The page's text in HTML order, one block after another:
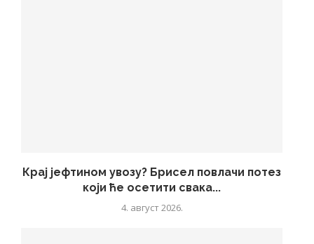
Крај јефтином увозу? Брисел повлачи потез
који ће осетити свака...
4. август 2026.